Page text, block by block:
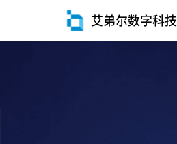
艾弟尔数字科技